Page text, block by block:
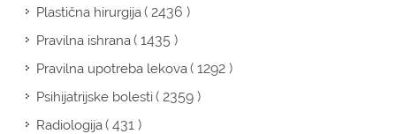
Plastična hirurgija( 2436 )
Pravilna ishrana( 1435 )
Pravilna upotreba lekova( 1292 )
Psihijatrijske bolesti( 2359 )
Radiologija( 431 )